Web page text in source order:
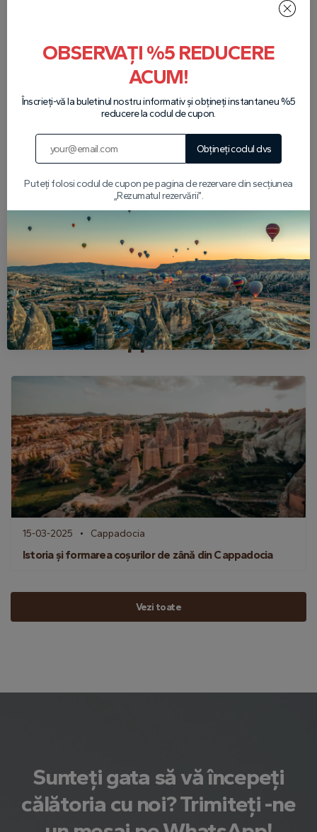
Partenerii noștri
Articole populare despre
Cappadocia
15-03-2025 Cappadocia
Istoria și formarea coșurilor de zână din Cappadocia
Vezi toate
Sunteți gata să vă începeți
călătoria cu noi? Trimiteți -ne
OBSERVAȚI %5 REDUCERE
ACUM!
Înscrieți-vă la buletinul nostru informativ și obțineți instantaneu %5
reducere la codul de cupon.
Obțineți codul dvs
Puteți folosi codul de cupon pe pagina de rezervare din secțiunea
„Rezumatul rezervării”.